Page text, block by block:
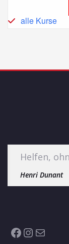
alle Kurse
Helfen,
Henri Dunant
Facebook
E-Mail